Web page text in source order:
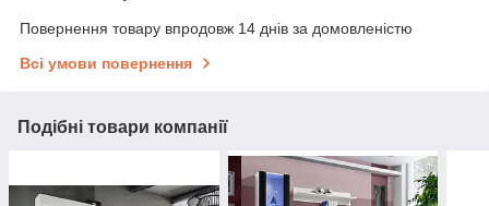
Повернення товару впродовж 14 днів за домовленістю
Всі умови повернення
Подібні товари компанії